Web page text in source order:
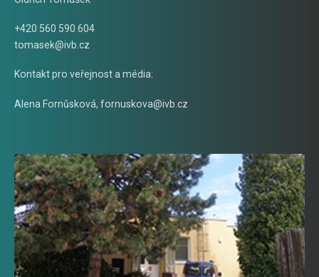
+420 560 590 604
tomasek@ivb.cz
Kontakt pro veřejnost a média:
Alena Fornůsková, fornuskova@ivb.cz